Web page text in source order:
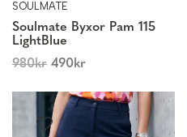
SOULMATE
Soulmate Byxor Pam 115
LightBlue
980kr 490kr